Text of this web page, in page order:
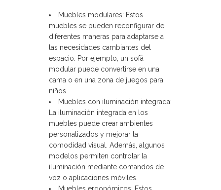
Muebles modulares: Estos
muebles se pueden reconfigurar de
diferentes maneras para adaptarse a
las necesidades cambiantes del
espacio. Por ejemplo, un sofá
modular puede convertirse en una
cama o en una zona de juegos para
niños.
Muebles con iluminación integrada:
La iluminación integrada en los
muebles puede crear ambientes
personalizados y mejorar la
comodidad visual. Además, algunos
modelos permiten controlar la
iluminación mediante comandos de
voz o aplicaciones móviles.